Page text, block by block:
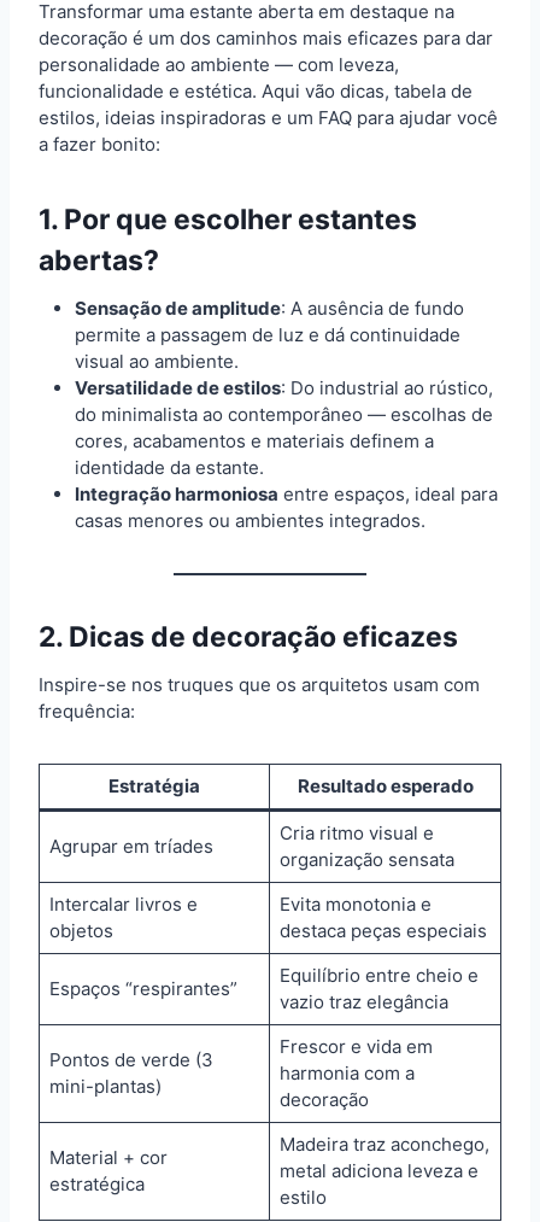
Transformar uma estante aberta em destaque na
decoração é um dos caminhos mais eficazes para dar
personalidade ao ambiente — com leveza,
funcionalidade e estética. Aqui vão dicas, tabela de
estilos, ideias inspiradoras e um FAQ para ajudar você
a fazer bonito:
1. Por que escolher estantes
abertas?
Sensação de amplitude: A ausência de fundo
permite a passagem de luz e dá continuidade
visual ao ambiente.
Versatilidade de estilos: Do industrial ao rústico,
do minimalista ao contemporâneo — escolhas de
cores, acabamentos e materiais definem a
identidade da estante.
Integração harmoniosa entre espaços, ideal para
casas menores ou ambientes integrados.
2. Dicas de decoração eficazes
Inspire-se nos truques que os arquitetos usam com
frequência:
Estratégia Resultado esperado
Agrupar em tríades
Cria ritmo visual e
organização sensata
Intercalar livros e
objetos
Evita monotonia e
destaca peças especiais
Espaços “respirantes”
Equilíbrio entre cheio e
vazio traz elegância
Pontos de verde (3
mini-plantas)
Frescor e vida em
harmonia com a
decoração
Material + cor
estratégica
Madeira traz aconchego,
metal adiciona leveza e
estilo